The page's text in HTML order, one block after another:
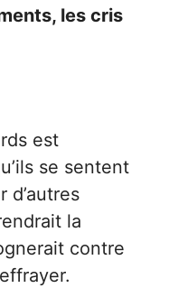
les cris
est
se sentent
d’autres
la
contre